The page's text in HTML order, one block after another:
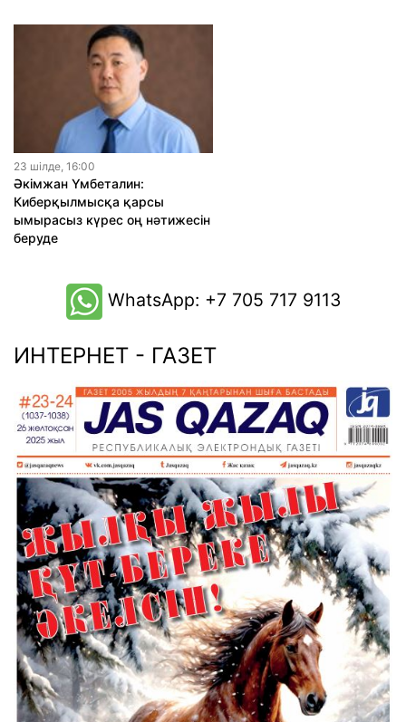
23 шiлде, 16:00
Әкімжан Үмбеталин:
Киберқылмысқа қарсы
ымырасыз күрес оң нәтижесін
беруде
WhatsApp: +7 705 717 9113
ИНТЕРНЕТ - ГАЗЕТ